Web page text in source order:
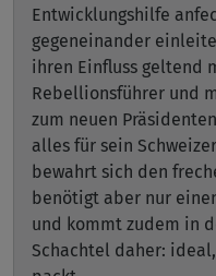
Entwicklungshilfe
gegeneinander
ihren Einfluss geltend
Rebellionsführer und
zum neuen
alles für sein
bewahrt sich den
benötigt aber nur
und kommt zudem in
Schachtel daher: